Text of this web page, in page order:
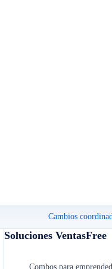
Cambios
Soluciones VentasFree
Combos para